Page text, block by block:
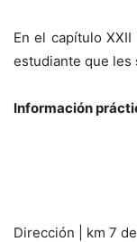
En el capítulo
estudiante que les
Información
Dirección | km 7